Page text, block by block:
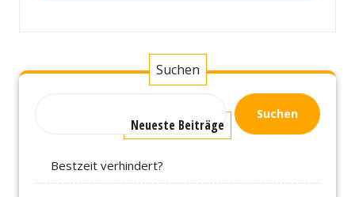
Suchen
Suchen
Neueste Beiträge
Bestzeit verhindert?